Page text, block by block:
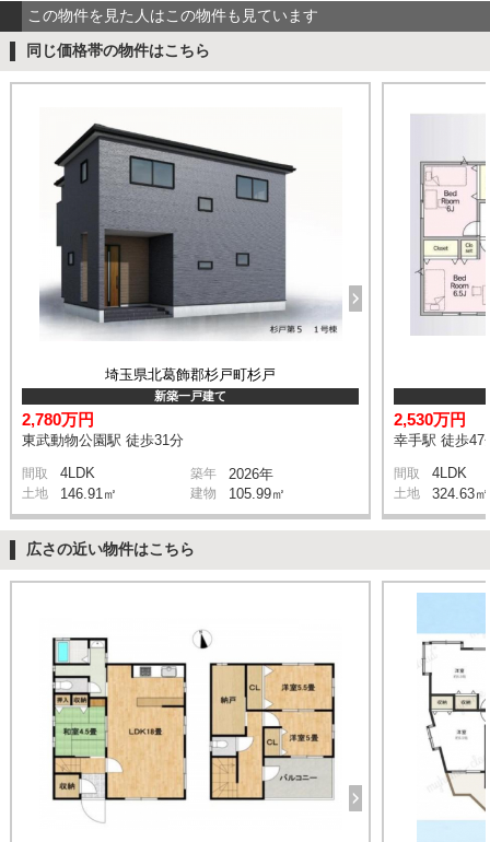
この物件を見た人はこの物件も見ています
同じ価格帯の物件はこちら
埼玉県北葛飾郡杉戸町杉戸
新築一戸建て
2,780万円
東武動物公園駅 徒歩31分
間取 4LDK 築年 2026年
土地 146.91㎡ 建物 105.99㎡
2,530万円
幸手駅 徒歩47
間取 4LDK
土地 324.63㎡
広さの近い物件はこちら